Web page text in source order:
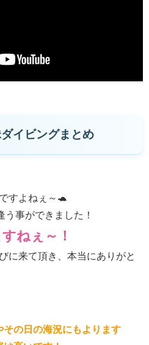
イビングまとめ
すよねぇ～🐢
事ができました！
ねぇ～！
に来て頂き、本当にありがと
の日の海況にもよります